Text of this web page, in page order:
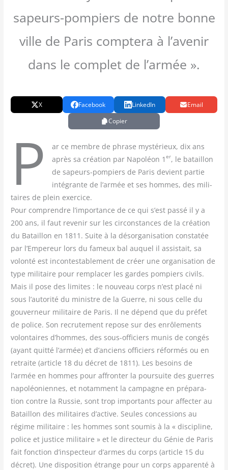
sapeurs-pompiers de notre bonne
ville de Paris comptera à l’avenir
dans le complet de l’armée ».
X Facebook LinkedIn
Email
Copier
P
ar ce membre de phrase mys­té­rieux, dix ans
après sa créa­tion par Napo­léon 1 er, le bataillon
de sapeurs-pom­piers de Paris devient par­tie
inté­grante de l’armée et ses hommes, des mili­
taires de plein exer­cice.
Pour com­prendre l’importance de ce qui s’est pas­sé il y a
200 ans, il faut reve­nir sur les cir­cons­tances de la créa­tion
du Bataillon en 1811. Suite à la désor­ga­ni­sa­tion consta­tée
par l’Empereur lors du fameux bal auquel il assis­tait, sa
volon­té est incon­tes­ta­ble­ment de créer une orga­ni­sa­tion de
type mili­taire pour rem­pla­cer les gardes pom­piers civils.
Mais il pose des limites : le nou­veau corps n’est pla­cé ni
sous l’autorité du ministre de la Guerre, ni sous celle du
gou­ver­neur mili­taire de Paris. Il ne dépend que du pré­fet
de police. Son recru­te­ment repose sur des enrô­le­ments
volon­taires d’hommes, des sous-offi­ciers munis de congés
(ayant quit­té l’armée) et d’anciens offi­ciers réfor­més ou en
retraite (article 18 du décret de 1811). Les besoins de
l’armée en hommes pour affron­ter la pour­suite des guerres
napo­léo­niennes, et notam­ment la cam­pagne en pré­pa­ra­
tion contre la Rus­sie, sont trop impor­tants pour affec­ter au
Bataillon des mili­taires d’active. Seules conces­sions au
régime mili­taire : les hommes sont sou­mis à la « dis­ci­pline,
police et jus­tice mili­taire » et le direc­teur du Génie de Paris
fait fonc­tion d’inspecteur d’armes du corps (article 15 du
décret). Une dis­po­si­tion étrange pour un corps appa­ren­té à